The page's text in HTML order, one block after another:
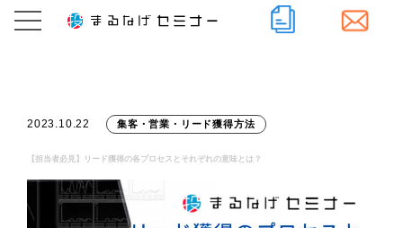
2023.10.22 集客・営業・リード獲得方法
【担当者必見】リード獲得の各プロセスとそれぞれの意味とは？